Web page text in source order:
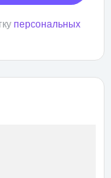
персональных